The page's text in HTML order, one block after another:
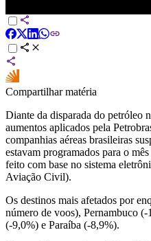
Compartilhar matéria
Diante da disparada do petróleo
aumentos aplicados pela
companhias aéreas brasileiras
estavam programados para o
feito com base no sistema
Aviação Civil).
Os destinos mais afetados por
número de voos), Pernambuco
(-9,0%) e Paraíba (-8,9%).